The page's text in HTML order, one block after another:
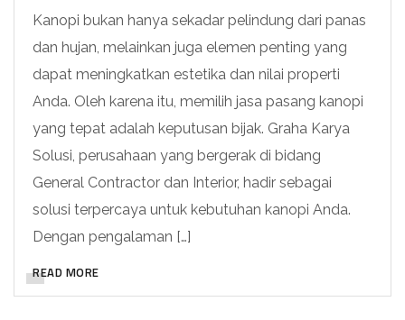
Kanopi bukan hanya sekadar pelindung dari panas
dan hujan, melainkan juga elemen penting yang
dapat meningkatkan estetika dan nilai properti
Anda. Oleh karena itu, memilih jasa pasang kanopi
yang tepat adalah keputusan bijak. Graha Karya
Solusi, perusahaan yang bergerak di bidang
General Contractor dan Interior, hadir sebagai
solusi terpercaya untuk kebutuhan kanopi Anda.
Dengan pengalaman […]
READ MORE